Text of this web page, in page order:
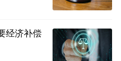
经济补偿